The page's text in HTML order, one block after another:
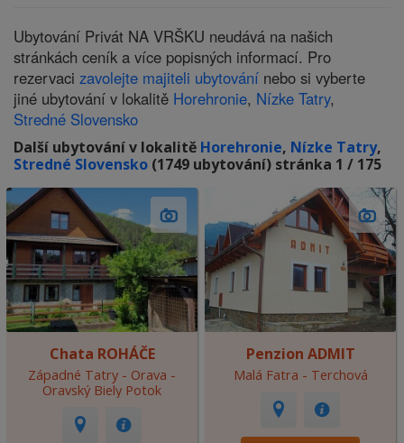
Ubytování Privát NA VRŠKU neudává na našich
stránkách ceník a více popisných informací. Pro
rezervaci zavolejte majiteli ubytování nebo si vyberte
jiné ubytování v lokalitě Horehronie, Nízke Tatry,
Stredné Slovensko
Další ubytování v lokalitě Horehronie, Nízke Tatry,
Stredné Slovensko (1749 ubytování) stránka 1 / 175
Chata ROHÁČE
Západné Tatry - Orava -
Oravský Biely Potok
Penzion ADMIT
Malá Fatra - Terchová